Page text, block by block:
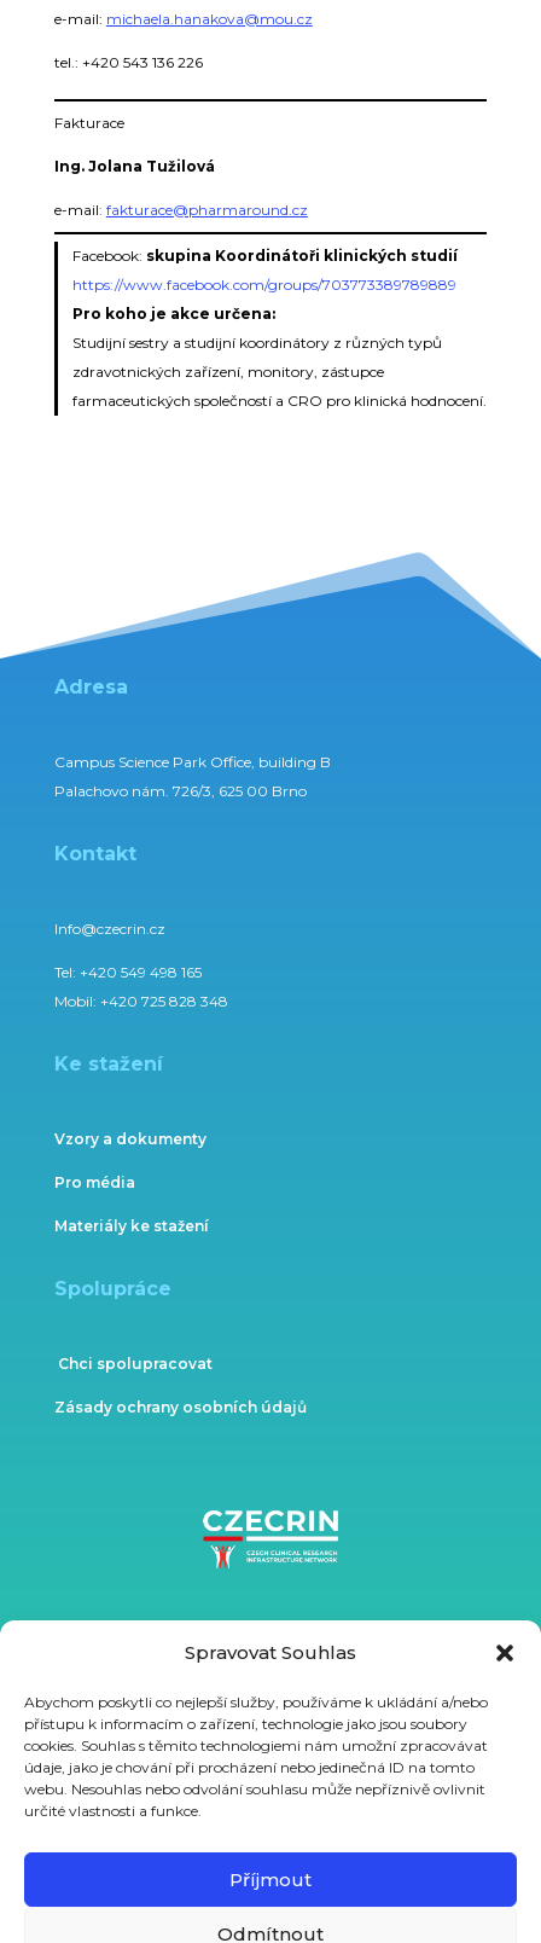
Spravovat Souhlas
Abychom poskytli co nejlepší služby, používáme k ukládání a/nebo
přístupu k informacím o zařízení, technologie jako jsou soubory
cookies. Souhlas s těmito technologiemi nám umožní zpracovávat
údaje, jako je chování při procházení nebo jedinečná ID na tomto
webu. Nesouhlas nebo odvolání souhlasu může nepříznivě ovlivnit
určité vlastnosti a funkce.
Příjmout
Odmítnout
e-mail: michaela.hanakova@mou.cz
tel.: +420 543 136 226
Fakturace
Ing. Jolana Tužilová
e-mail: fakturace@pharmaround.cz
Facebook: skupina Koordinátoři klinických studií
https://www.facebook.com/groups/703773389789889
Pro koho je akce určena:
Studijní sestry a studijní koordinátory z různých typů
zdravotnických zařízení, monitory, zástupce
farmaceutických společností a CRO pro klinická hodnocení.
Adresa
Campus Science Park Office, building B
Palachovo nám. 726/3, 625 00 Brno
Kontakt
Info@czecrin.cz
Tel: +420 549 498 165
Mobil: +420 725 828 348
Ke stažení
Vzory a dokumenty
Pro média
Materiály ke stažení
Spolupráce
Chci spolupracovat
Zásady ochrany osobních údajů
projektem VVI CZECRIN (LM2023049) a z Evropského sociálního
fondu a Evropského fondu regionálního rozvoje projektem
CZECRIN_PRO PACIENTY – zavádění inovativních moderních